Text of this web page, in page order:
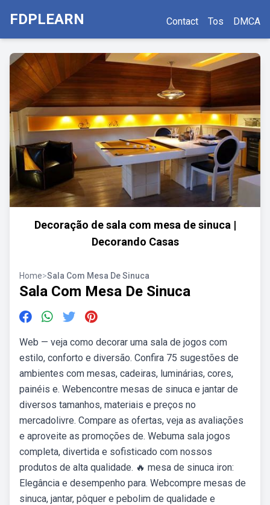
FDPLEARN Contact Tos DMCA
Decoração de sala com mesa de sinuca |
Decorando Casas
Home>Sala Com Mesa De Sinuca
Sala Com Mesa De Sinuca
Web — veja como decorar uma sala de jogos com
estilo, conforto e diversão. Confira 75 sugestões de
ambientes com mesas, cadeiras, luminárias, cores,
painéis e. Webencontre mesas de sinuca e jantar de
diversos tamanhos, materiais e preços no
mercadolivre. Compare as ofertas, veja as avaliações
e aproveite as promoções de. Webuma sala jogos
completa, divertida e sofisticado com nossos
produtos de alta qualidade. 🔥 mesa de sinuca iron:
Elegância e desempenho para. Webcompre mesas de
sinuca, jantar, pôquer e pebolim de qualidade e